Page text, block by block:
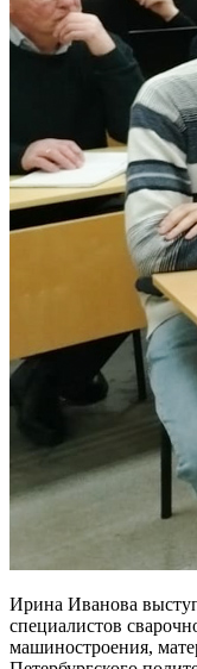
Ирина Иванова
специалистов
машиностроения,